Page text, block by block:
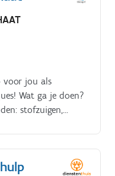
voor jou als
Wat ga je doen?
stofzuigen,